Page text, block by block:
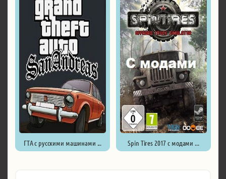
ГТА с русскими машинами ... Spin Tires 2017 с модами ...